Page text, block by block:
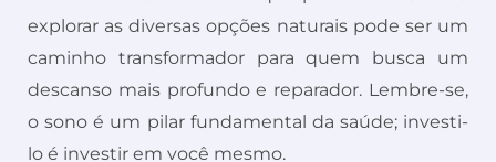
explorar as diversas opções naturais pode ser um
caminho transformador para quem busca um
descanso mais profundo e reparador. Lembre-se,
o sono é um pilar fundamental da saúde; investi-
lo é investir em você mesmo.